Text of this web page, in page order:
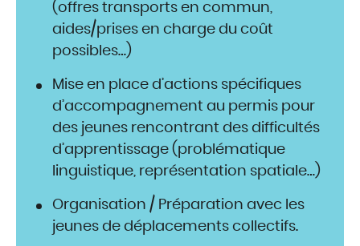
(offres transports en commun,
aides/prises en charge du coût
possibles…)
Mise en place d’actions spécifiques
d’accompagnement au permis pour
des jeunes rencontrant des difficultés
d’apprentissage (problématique
linguistique, représentation spatiale…)
Organisation / Préparation avec les
jeunes de déplacements collectifs.